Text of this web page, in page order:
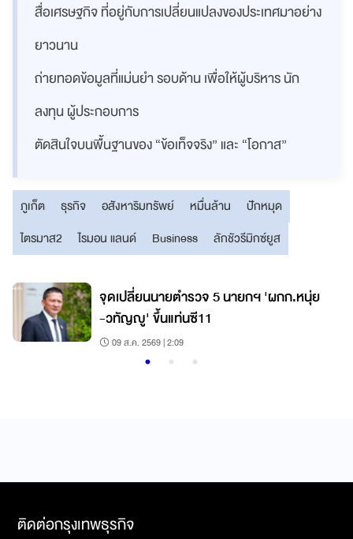
สื่อเศรษฐกิจ ที่อยู่กับการเปลี่ยนแปลงของประเทศมาอย่าง
ยาวนาน
ถ่ายทอดข้อมูลที่แม่นยำ รอบด้าน เพื่อให้ผู้บริหาร นัก
ลงทุน ผู้ประกอบการ
ตัดสินใจบนพื้นฐานของ “ข้อเท็จจริง” และ “โอกาส”
ภูเก็ต ธุรกิจ อสังหาริมทรัพย์ หมื่นล้าน
ปักหมุด
ไตรมาส2
ไรมอน แลนด์ Business ลักชัวรีมิกซ์ยูส
จุดเปลี่ยนนายตำรวจ 5 นายกฯ 'ผกก.หนุ่ย
-วทัญญู' ขึ้นแท่นซี11
09 ส.ค. 2569 | 2:09
ติดต่อกรุงเทพธุรกิจ